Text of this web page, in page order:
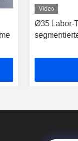
Video
Ø35 Labor-